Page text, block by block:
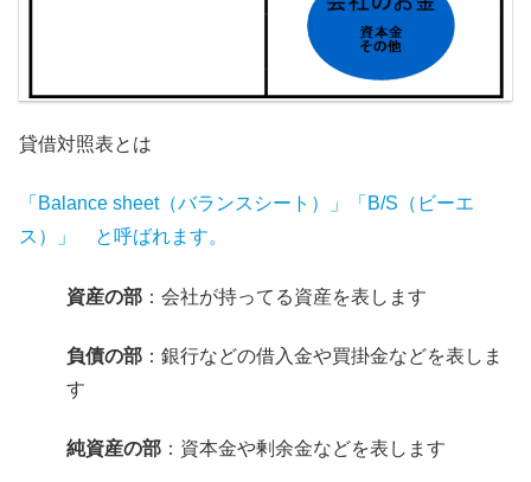
貸借対照表とは
「Balance sheet（バランスシート）」「B/S（ビーエ
ス）」 と呼ばれます。
資産の部 ：会社が持ってる資産を表します
負債の部 ：銀行などの借入金や買掛金などを表しま
す
純資産の部 ：資本金や剰余金などを表します